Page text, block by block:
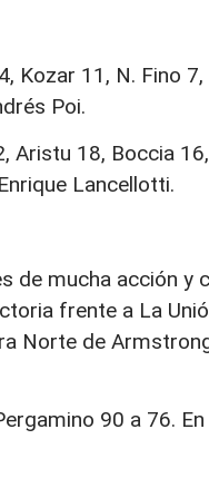
Kozar 11, N. Fino
Poi.
Aristu 18, Boccia
Lancellotti.
de mucha acción y
frente a La
Norte de
90 a 76.